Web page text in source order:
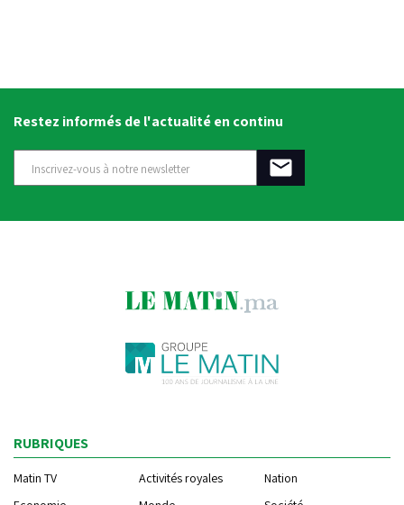
Restez informés de l'actualité en continu
RUBRIQUES
Matin TV Activités royales
Nation